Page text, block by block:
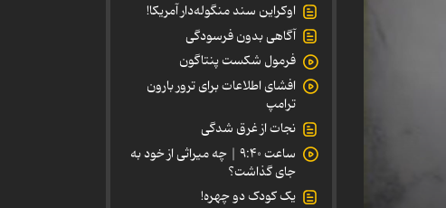
اوکراین سند منگوله‌دار آمریکا!
آگاهی بدون فرسودگی
فرمول شکست پنتاگون
افشای اطلاعات برای ترور بارون
ترامپ
نجات از غرق شدگی
ساعت ۹:۴۰ | چه میراثی از خود به
جای گذاشت؟
یک کودک دو چهره!